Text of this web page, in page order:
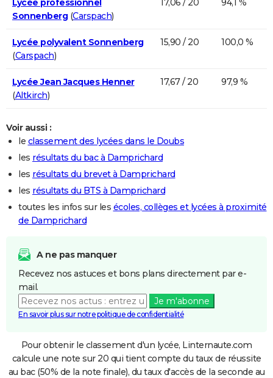
Lycée professionnel
Sonnenberg(Carspach)
17,06 / 20 94,1 %
Lycée polyvalent Sonnenberg
(Carspach)
15,90 / 20 100,0 %
Lycée Jean Jacques Henner
(Altkirch)
17,67 / 20 97,9 %
Voir aussi :
le classement des lycées dans le Doubs
les résultats du bac à Damprichard
les résultats du brevet à Damprichard
les résultats du BTS à Damprichard
toutes les infos sur les écoles, collèges et lycées à proximité
de Damprichard
A ne pas manquer
Recevez nos astuces et bons plans directement par e-
mail.
Je m'abonne
En savoir plus sur notre politique de confidentialité
Pour obtenir le classement d'un lycée, Linternaute.com
calcule une note sur 20 qui tient compte du taux de réussite
au bac (50% de la note finale), du taux d'accès de la seconde au